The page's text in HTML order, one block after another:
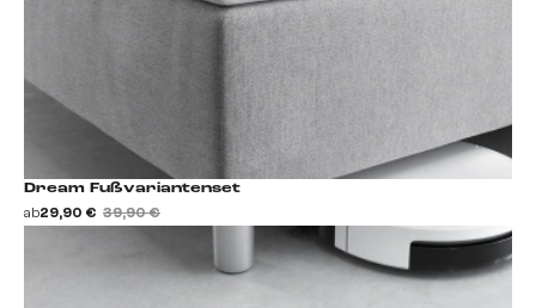
Dream Fußvariantenset
ab29,90 € 39,90 €
Fußset hinzufügen